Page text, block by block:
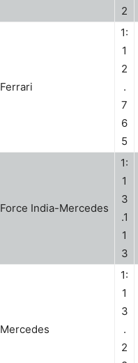
2
Ferrari
1:
1
2
.
7
6
5
Force India-Mercedes
1:
1
3
.1
1
3
Mercedes
1:
1
3
.
2